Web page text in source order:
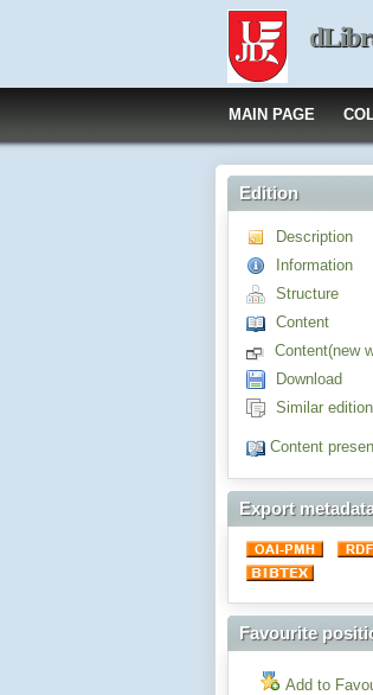
MAIN PAGE
Edition
Description
Information
Structure
Content
Content(new
Download
Similar
Content
Export
Favourite
Add to